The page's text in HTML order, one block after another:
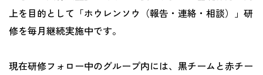
上を目的として「ホウレンソウ（報告・連絡・相談）」研
修を毎月継続実施中です。
現在研修フォロー中のグループ内には、黒チームと赤チー